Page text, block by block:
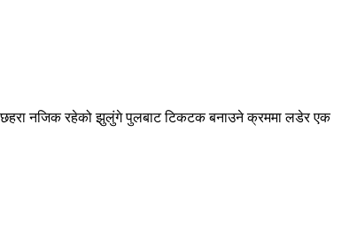
छहरा नजिक रहेको झुलुंगे पुलबाट टिकटक बनाउने क्रममा लडेर एक